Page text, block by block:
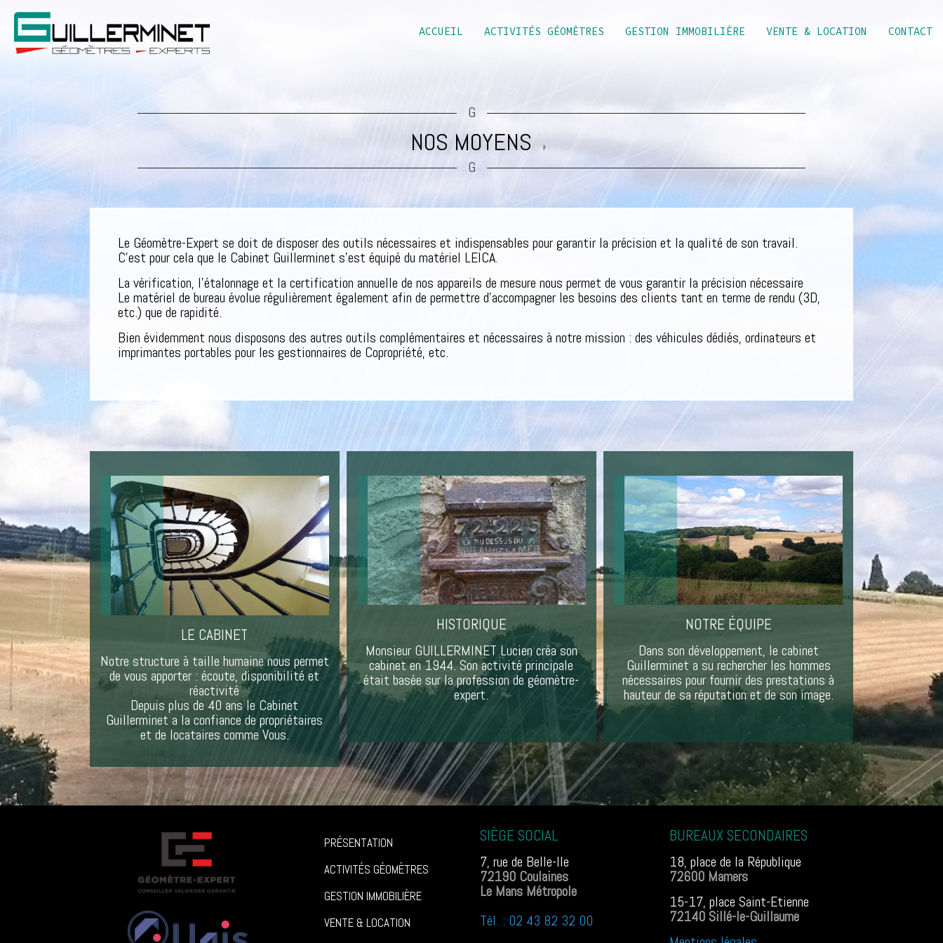
ACCUEIL ACTIVITÉS GÉOMÈTRES GESTION IMMOBILIÈRE VENTE & LOCATION CONTACT
G
NOS MOYENS
G
Le Géomètre-Expert se doit de disposer des outils nécessaires et indispensables pour garantir la précision et la qualité de son travail.
C’est pour cela que le Cabinet Guillerminet s’est équipé du matériel LEICA.
La vérification, l’étalonnage et la certification annuelle de nos appareils de mesure nous permet de vous garantir la précision nécessaire
Le matériel de bureau évolue régulièrement également afin de permettre d’accompagner les besoins des clients tant en terme de rendu (3D,
etc.) que de rapidité.
Bien évidemment nous disposons des autres outils complémentaires et nécessaires à notre mission : des véhicules dédiés, ordinateurs et
imprimantes portables pour les gestionnaires de Copropriété, etc.
LE CABINET
Notre structure à taille humaine nous permet
de vous apporter : écoute, disponibilité et
réactivité
Depuis plus de 40 ans le Cabinet
Guillerminet a la confiance de propriétaires
et de locataires comme Vous.
HISTORIQUE
Monsieur GUILLERMINET Lucien créa son
cabinet en 1944. Son activité principale
était basée sur la profession de géomètre-
expert.
NOTRE ÉQUIPE
Dans son développement, le cabinet
Guillerminet a su rechercher les hommes
nécessaires pour fournir des prestations à
hauteur de sa réputation et de son image.
PRÉSENTATION
ACTIVITÉS GÉOMÈTRES
GESTION IMMOBILIÈRE
VENTE & LOCATION
SIÈGE SOCIAL
7, rue de Belle-Ile
72190 Coulaines
Le Mans Métropole
Tél. : 02 43 82 32 00
BUREAUX SECONDAIRES
18, place de la République
72600 Mamers
15-17, place Saint-Etienne
72140 Sillé-le-Guillaume